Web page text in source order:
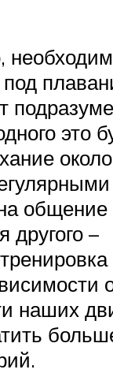
под
это
общение
другого –
наших